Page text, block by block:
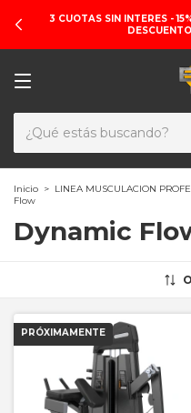
Inicio > LINEA MUSCULACION
Flow
Dynamic